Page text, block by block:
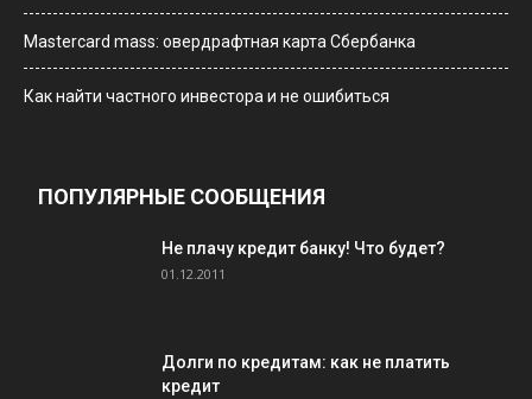
Мastercard mass: овердрафтная карта Сбербанка
Как найти частного инвестора и не ошибиться
ПОПУЛЯРНЫЕ СООБЩЕНИЯ
Не плачу кредит банку! Что будет?
01.12.2011
Долги по кредитам: как не платить
кредит